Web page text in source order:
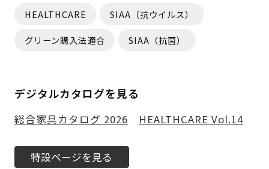
HEALTHCARE SIAA（抗ウイルス）
グリーン購入法適合 SIAA（抗菌）
デジタルカタログを見る
総合家具カタログ 2026 HEALTHCARE Vol.14
特設ページを見る